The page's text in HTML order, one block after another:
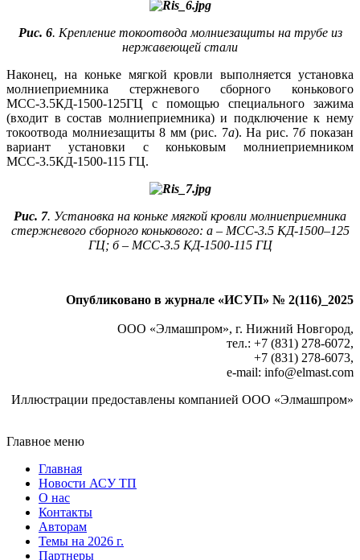
Рис. 6. Крепление токоотвода молниезащиты на трубе из
нержавеющей стали
Наконец, на коньке мягкой кровли выполняется установка
молниеприемника стержневого сборного конькового
МСС-3.5КД-1500-125ГЦ с помощью специального зажима
(входит в состав молниеприемника) и подключение к не­му
токоотвода молниезащиты 8 мм (рис. 7а). На рис. 7бпоказан
вариант установки с коньковым молниеприемником
МСС-3.5КД-1500-115 ГЦ.
Рис. 7. Установка на коньке мягкой кровли молниеприемника
стержневого сборного конькового: а – МСС-3.5 КД-1500–125
ГЦ; б – МСС-3.5 КД-1500-115 ГЦ
Опубликовано в журнале «ИСУП» № 2(116)_2025
ООО «Элмашпром», г. Нижний Новгород,
тел.: +7 (831) 278‑6072,
+7 (831) 278‑6073,
e‑mail: info@elmast.com
Иллюстрации предоставлены компанией ООО «Элмашпром»
Главное меню
Главная
Новости АСУ ТП
О нас
Контакты
Авторам
Темы на 2026 г.
Партнеры